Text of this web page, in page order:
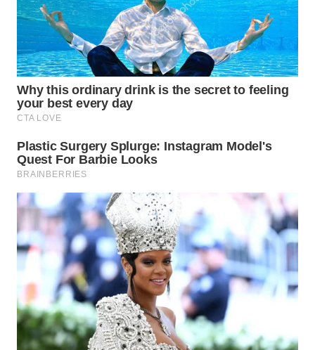
WN
CIANJUR
WN
KEPULAUAN
SERIBU
WN
TANGERANG
WN
BINJAI
WN
CIREBON
WN
INDRAMAYU